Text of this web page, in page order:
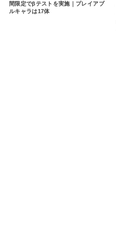
間限定でβテストを実施｜プレイアブ
ルキャラは17体